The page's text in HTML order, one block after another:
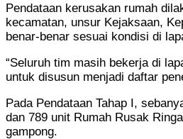
Pendataan kerusakan rumah
kecamatan, unsur Kejaksaan,
benar-benar sesuai kondisi di
“Seluruh tim masih bekerja di
untuk disusun menjadi daftar
Pada Pendataan Tahap I,
dan 789 unit Rumah Rusak
gampong.